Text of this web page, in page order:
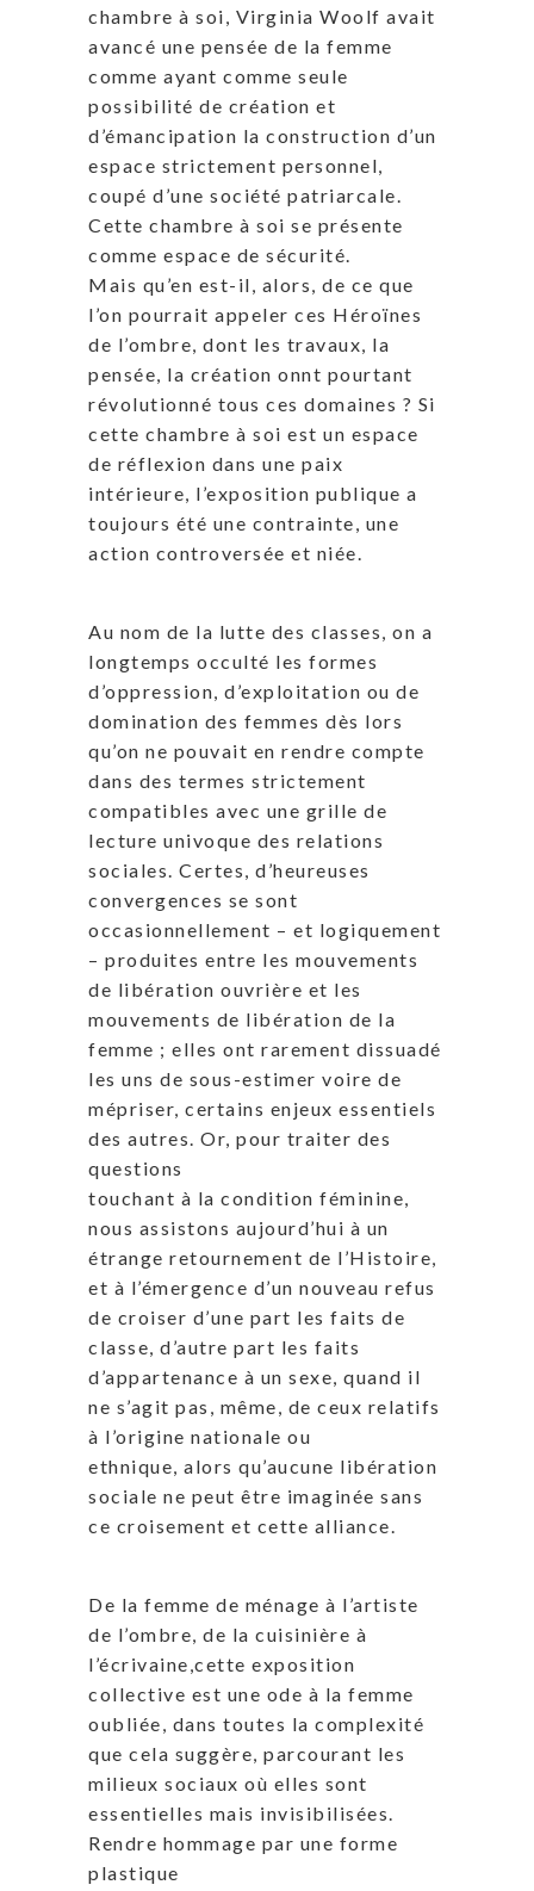
chambre à soi, Virginia Woolf avait
avancé une pensée de la femme
comme ayant comme seule
possibilité de création et
d’émancipation la construction d’un
espace strictement personnel,
coupé d’une société patriarcale.
Cette chambre à soi se présente
comme espace de sécurité.
Mais qu’en est-il, alors, de ce que
l’on pourrait appeler ces Héroïnes
de l’ombre, dont les travaux, la
pensée, la création onnt pourtant
révolutionné tous ces domaines ? Si
cette chambre à soi est un espace
de réflexion dans une paix
intérieure, l’exposition publique a
toujours été une contrainte, une
action controversée et niée.
Au nom de la lutte des classes, on a
longtemps occulté les formes
d’oppression, d’exploitation ou de
domination des femmes dès lors
qu’on ne pouvait en rendre compte
dans des termes strictement
compatibles avec une grille de
lecture univoque des relations
sociales. Certes, d’heureuses
convergences se sont
occasionnellement – et logiquement
– produites entre les mouvements
de libération ouvrière et les
mouvements de libération de la
femme ; elles ont rarement dissuadé
les uns de sous-estimer voire de
mépriser, certains enjeux essentiels
des autres. Or, pour traiter des
questions
touchant à la condition féminine,
nous assistons aujourd’hui à un
étrange retournement de l’Histoire,
et à l’émergence d’un nouveau refus
de croiser d’une part les faits de
classe, d’autre part les faits
d’appartenance à un sexe, quand il
ne s’agit pas, même, de ceux relatifs
à l’origine nationale ou
ethnique, alors qu’aucune libération
sociale ne peut être imaginée sans
ce croisement et cette alliance.
De la femme de ménage à l’artiste
de l’ombre, de la cuisinière à
l’écrivaine,cette exposition
collective est une ode à la femme
oubliée, dans toutes la complexité
que cela suggère, parcourant les
milieux sociaux où elles sont
essentielles mais invisibilisées.
Rendre hommage par une forme
plastique